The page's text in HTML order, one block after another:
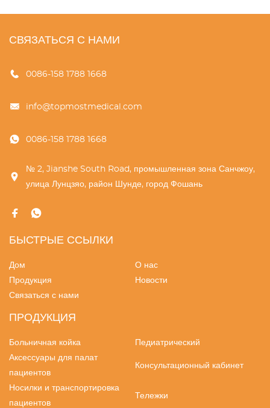
СВЯЗАТЬСЯ С НАМИ
0086-158 1788 1668
info@topmostmedical.com
0086-158 1788 1668
№ 2, Jianshe South Road, промышленная зона Санчжоу,
улица Лунцзяо, район Шунде, город Фошань
БЫСТРЫЕ ССЫЛКИ
Дом
О нас
Продукция
Новости
Связаться с нами
ПРОДУКЦИЯ
Больничная койка
Педиатрический
Аксессуары для палат
пациентов
Консультационный кабинет
Носилки и транспортировка
пациентов
Тележки